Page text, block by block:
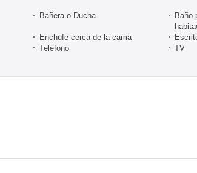
Bañera o Ducha
Baño
Enchufe cerca de la cama
Teléfono TV